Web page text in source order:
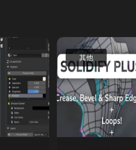
其他